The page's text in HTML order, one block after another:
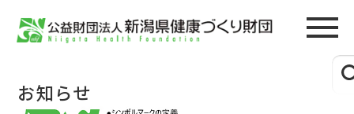
お知らせ